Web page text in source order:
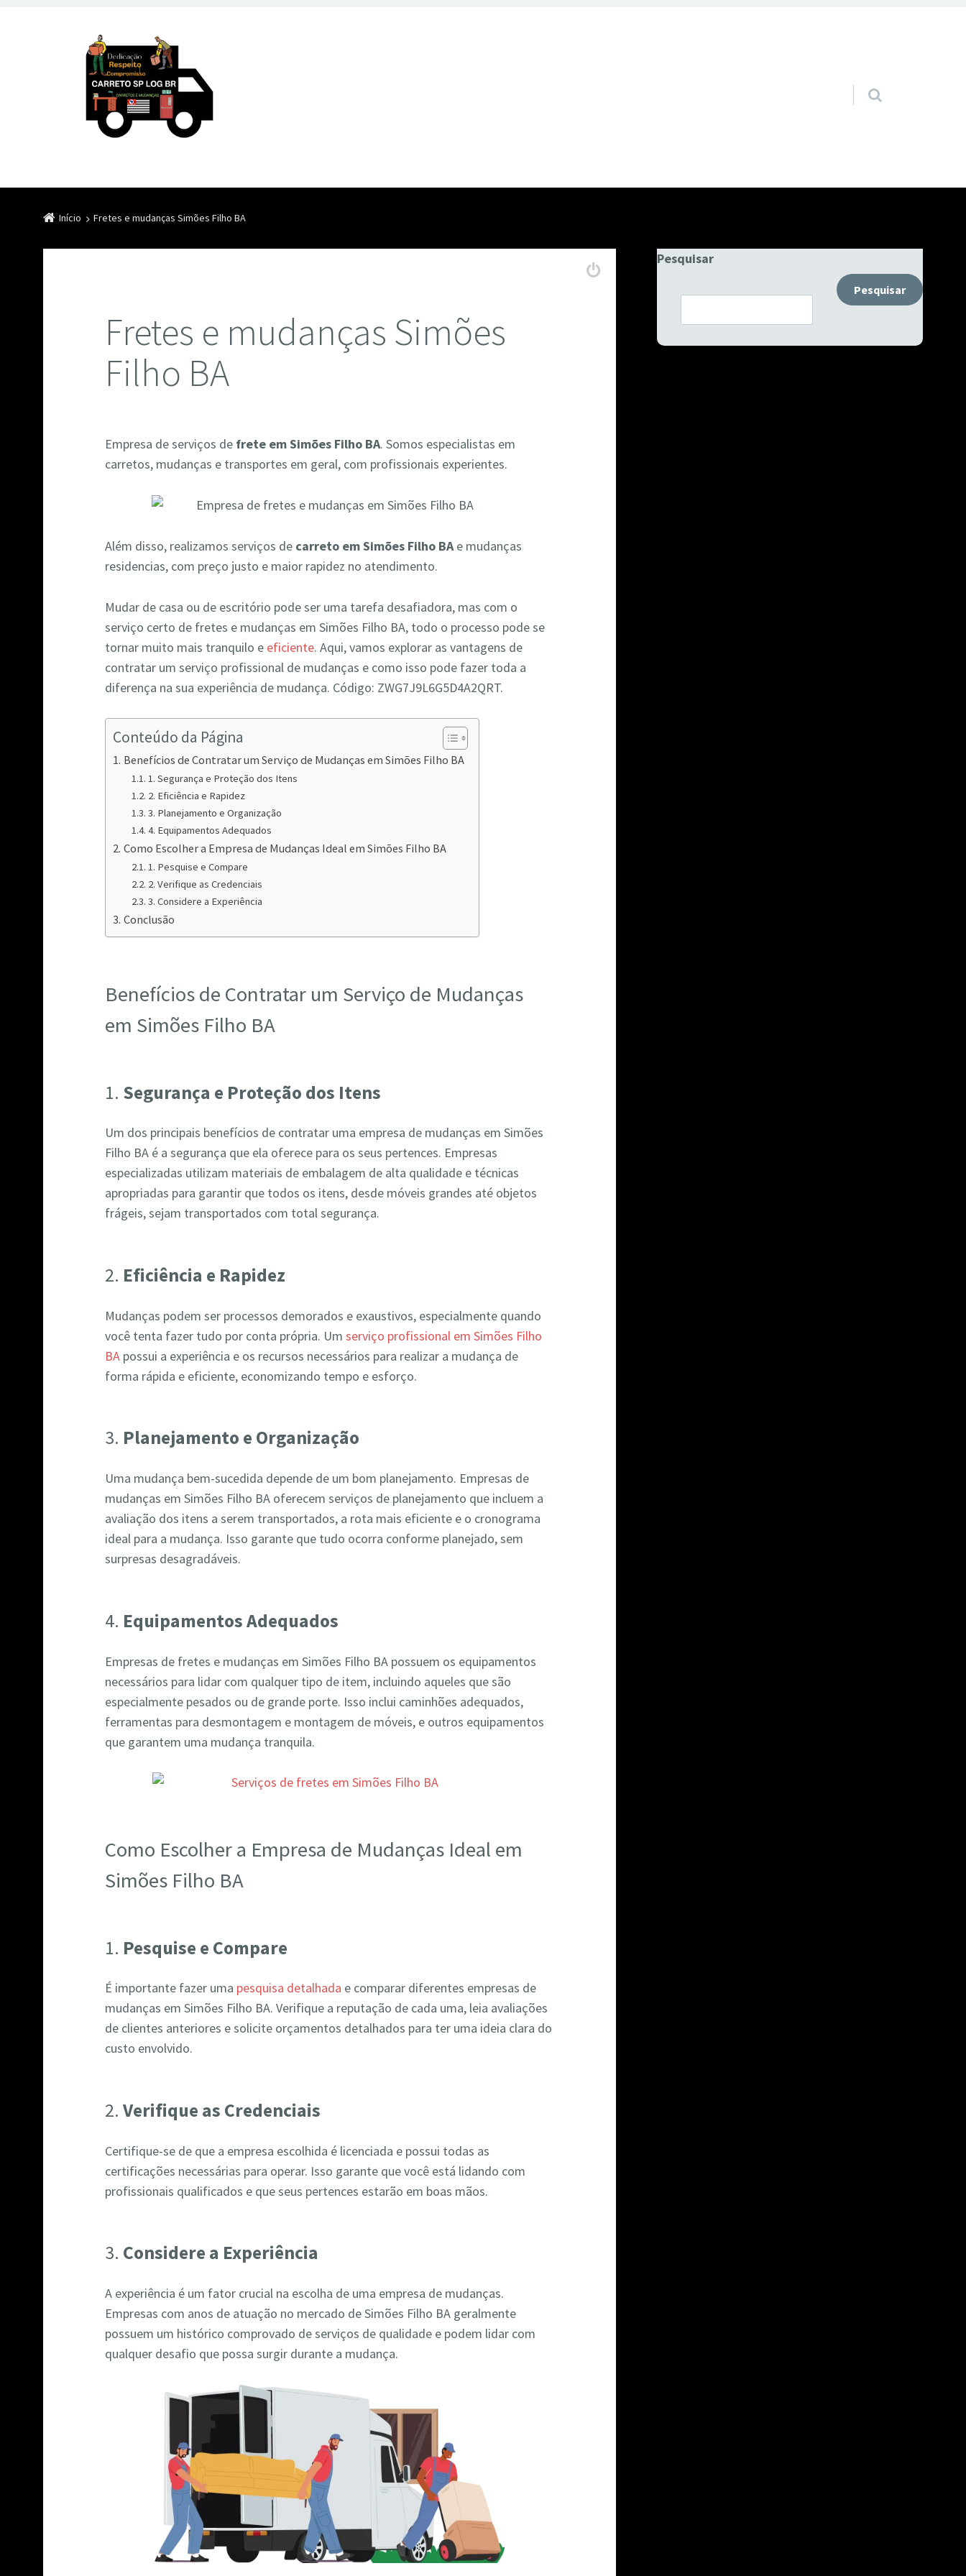
Pular para o conteúdo
Início Fretes e mudanças Simões Filho BA
Fretes e mudanças Simões
Filho BA
Empresa de serviços de frete em Simões Filho BA. Somos especialistas em
carretos, mudanças e transportes em geral, com profissionais experientes.
Além disso, realizamos serviços de carreto em Simões Filho BAe mudanças
residencias, com preço justo e maior rapidez no atendimento.
Mudar de casa ou de escritório pode ser uma tarefa desafiadora, mas com o
serviço certo de fretes e mudanças em Simões Filho BA, todo o processo pode se
tornar muito mais tranquilo e eficiente. Aqui, vamos explorar as vantagens de
contratar um serviço profissional de mudanças e como isso pode fazer toda a
diferença na sua experiência de mudança. Código: ZWG7J9L6G5D4A2QRT.
Conteúdo da Página
Benefícios de Contratar um Serviço de Mudanças em Simões Filho BA
1. Segurança e Proteção dos Itens
2. Eficiência e Rapidez
3. Planejamento e Organização
4. Equipamentos Adequados
Como Escolher a Empresa de Mudanças Ideal em Simões Filho BA
1. Pesquise e Compare
2. Verifique as Credenciais
3. Considere a Experiência
Conclusão
Benefícios de Contratar um Serviço de Mudanças
em Simões Filho BA
1. Segurança e Proteção dos Itens
Um dos principais benefícios de contratar uma empresa de mudanças em Simões
Filho BA é a segurança que ela oferece para os seus pertences. Empresas
especializadas utilizam materiais de embalagem de alta qualidade e técnicas
apropriadas para garantir que todos os itens, desde móveis grandes até objetos
frágeis, sejam transportados com total segurança.
2. Eficiência e Rapidez
Mudanças podem ser processos demorados e exaustivos, especialmente quando
você tenta fazer tudo por conta própria. Umserviço profissional em Simões Filho
BA possui a experiência e os recursos necessários para realizar a mudança de
forma rápida e eficiente, economizando tempo e esforço.
3. Planejamento e Organização
Uma mudança bem-sucedida depende de um bom planejamento. Empresas de
mudanças em Simões Filho BA oferecem serviços de planejamento que incluem a
avaliação dos itens a serem transportados, a rota mais eficiente e o cronograma
ideal para a mudança. Isso garante que tudo ocorra conforme planejado, sem
surpresas desagradáveis.
4. Equipamentos Adequados
Empresas de fretes e mudanças em Simões Filho BA possuem os equipamentos
necessários para lidar com qualquer tipo de item, incluindo aqueles que são
especialmente pesados ou de grande porte. Isso inclui caminhões adequados,
ferramentas para desmontagem e montagem de móveis, e outros equipamentos
que garantem uma mudança tranquila.
Como Escolher a Empresa de Mudanças Ideal em
Simões Filho BA
1. Pesquise e Compare
É importante fazer uma pesquisa detalhada e comparar diferentes empresas de
mudanças em Simões Filho BA. Verifique a reputação de cada uma, leia avaliações
de clientes anteriores e solicite orçamentos detalhados para ter uma ideia clara do
custo envolvido.
2.Verifique as Credenciais
Certifique-se de que a empresa escolhida é licenciada e possui todas as
certificações necessárias para operar. Isso garante que você está lidando com
profissionais qualificados e que seus pertences estarão em boas mãos.
3. Considere a Experiência
A experiência é um fator crucial na escolha de uma empresa de mudanças.
Empresas com anos de atuação no mercado de Simões Filho BA geralmente
possuem um histórico comprovado de serviços de qualidade e podem lidar com
qualquer desafio que possa surgir durante a mudança.
Pesquisar
Pesquisar